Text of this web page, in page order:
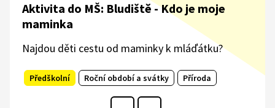
Aktivita do MŠ: Bludiště - Kdo je moje
maminka
Najdou děti cestu od maminky k mláďátku?
Předškolní Roční období a svátky Příroda